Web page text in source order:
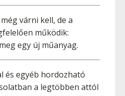
várni kell, de a
működik:
egy új műanyag.
és egyéb hordozható
a legtöbben attól